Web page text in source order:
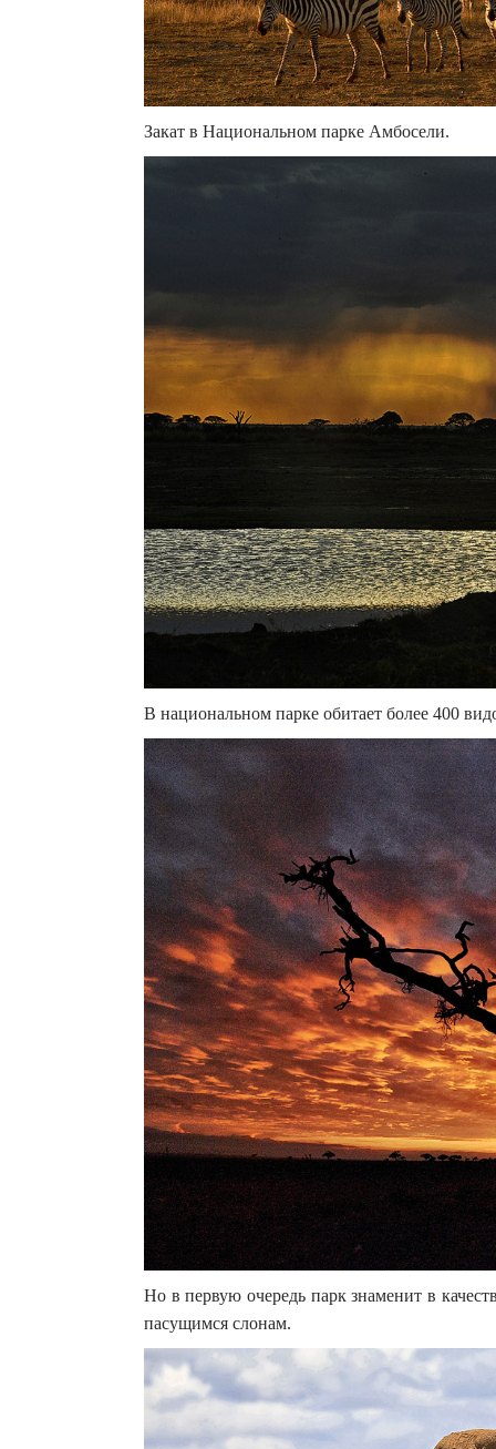
Закат в Национальном парке Амбосели.
В национальном парке обитает более 400
Но в первую очередь парк знаменит в
пасущимся слонам.